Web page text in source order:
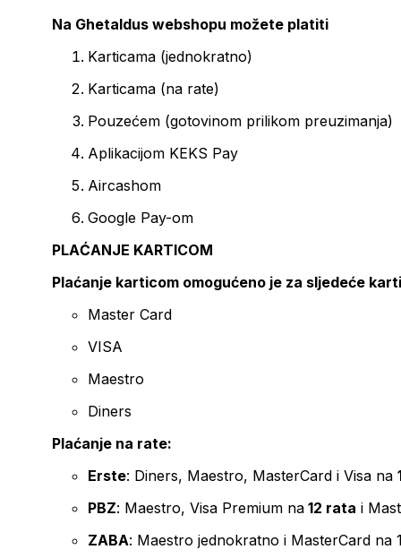
Na Ghetaldus webshopu možete platiti
Karticama (jednokratno)
Karticama (na rate)
Pouzećem (gotovinom prilikom preuzimanja)
Aplikacijom KEKS Pay
Aircashom
Google Pay-om
PLAĆANJE KARTICOM
Plaćanje karticom omogućeno je za sljedeće
Master Card
VISA
Maestro
Diners
Plaćanje na rate:
Erste: Diners, Maestro, MasterCard i Visa na
PBZ: Maestro, Visa Premium na 12 rata i
ZABA: Maestro jednokratno i MasterCard na